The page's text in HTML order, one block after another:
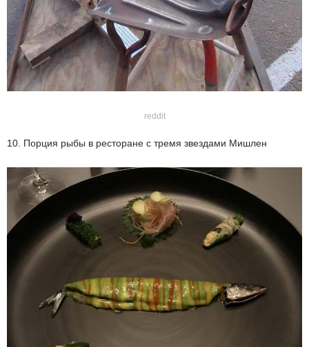
reddit
10. Порция рыбы в ресторане с тремя звездами Мишлен